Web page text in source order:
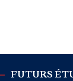
FUTURS